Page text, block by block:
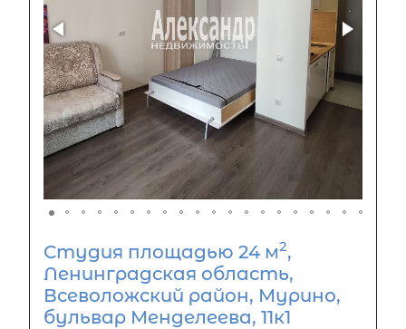
Студия площадью 24 м2,
Ленинградская область,
Всеволожский район, Мурино,
бульвар Менделеева, 11к1